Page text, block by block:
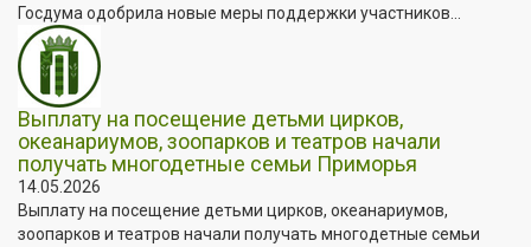
Госдума одобрила новые меры поддержки участников...
Выплату на посещение детьми цирков,
океанариумов, зоопарков и театров начали
получать многодетные семьи Приморья
14.05.2026
Выплату на посещение детьми цирков, океанариумов,
зоопарков и театров начали получать многодетные семьи